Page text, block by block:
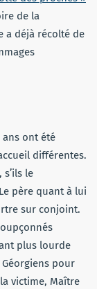
de la
a déjà récolté de
ans ont été
différentes.
le
père quant à lui
sur conjoint.
plus lourde
Géorgiens pour
la victime, Maître